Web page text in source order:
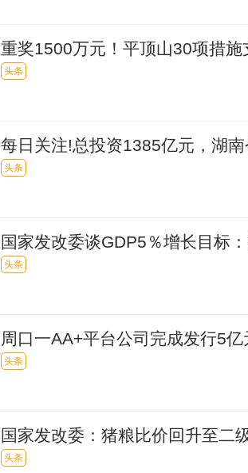
重奖1500万元！平顶山30项措
业发展
头条
每日关注!总投资1385亿元，湖
息制造业重点项目
头条
国家发改委谈GDP5％增长目标
天天百事通
头条
周口一AA+平台公司完成发行5
4.99％
头条
国家发改委：猪粮比价回升至二
头条